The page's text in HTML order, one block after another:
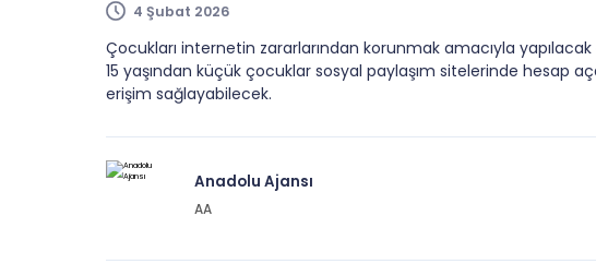
4 Şubat 2026
Çocukları internetin zararlarından korunmak amacıyla
15 yaşından küçük çocuklar sosyal paylaşım sitelerinde hesap
erişim sağlayabilecek.
Anadolu Ajansı
AA